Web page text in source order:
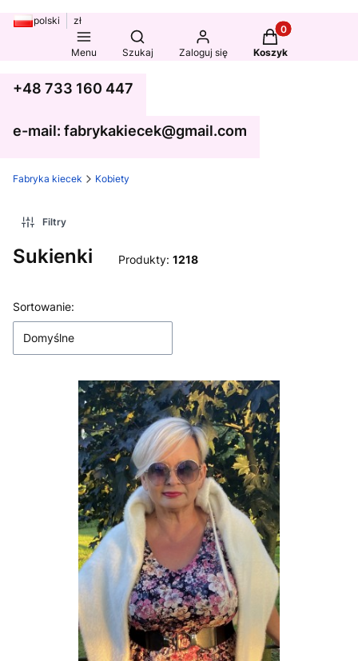
polski zł
Menu
Otwórz wyszukiwarkę
Szukaj Zaloguj się
Produkty w
Koszyk
+48 733 160 447
e-mail: fabrykakiecek@gmail.com
Fabryka kiecek Kobiety
Filtry
Sukienki Produkty: 1218
Lista produktów
Sortowanie:
Domyślne